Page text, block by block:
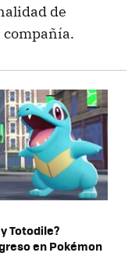
de
compañía.
Totodile?
en Pokémon